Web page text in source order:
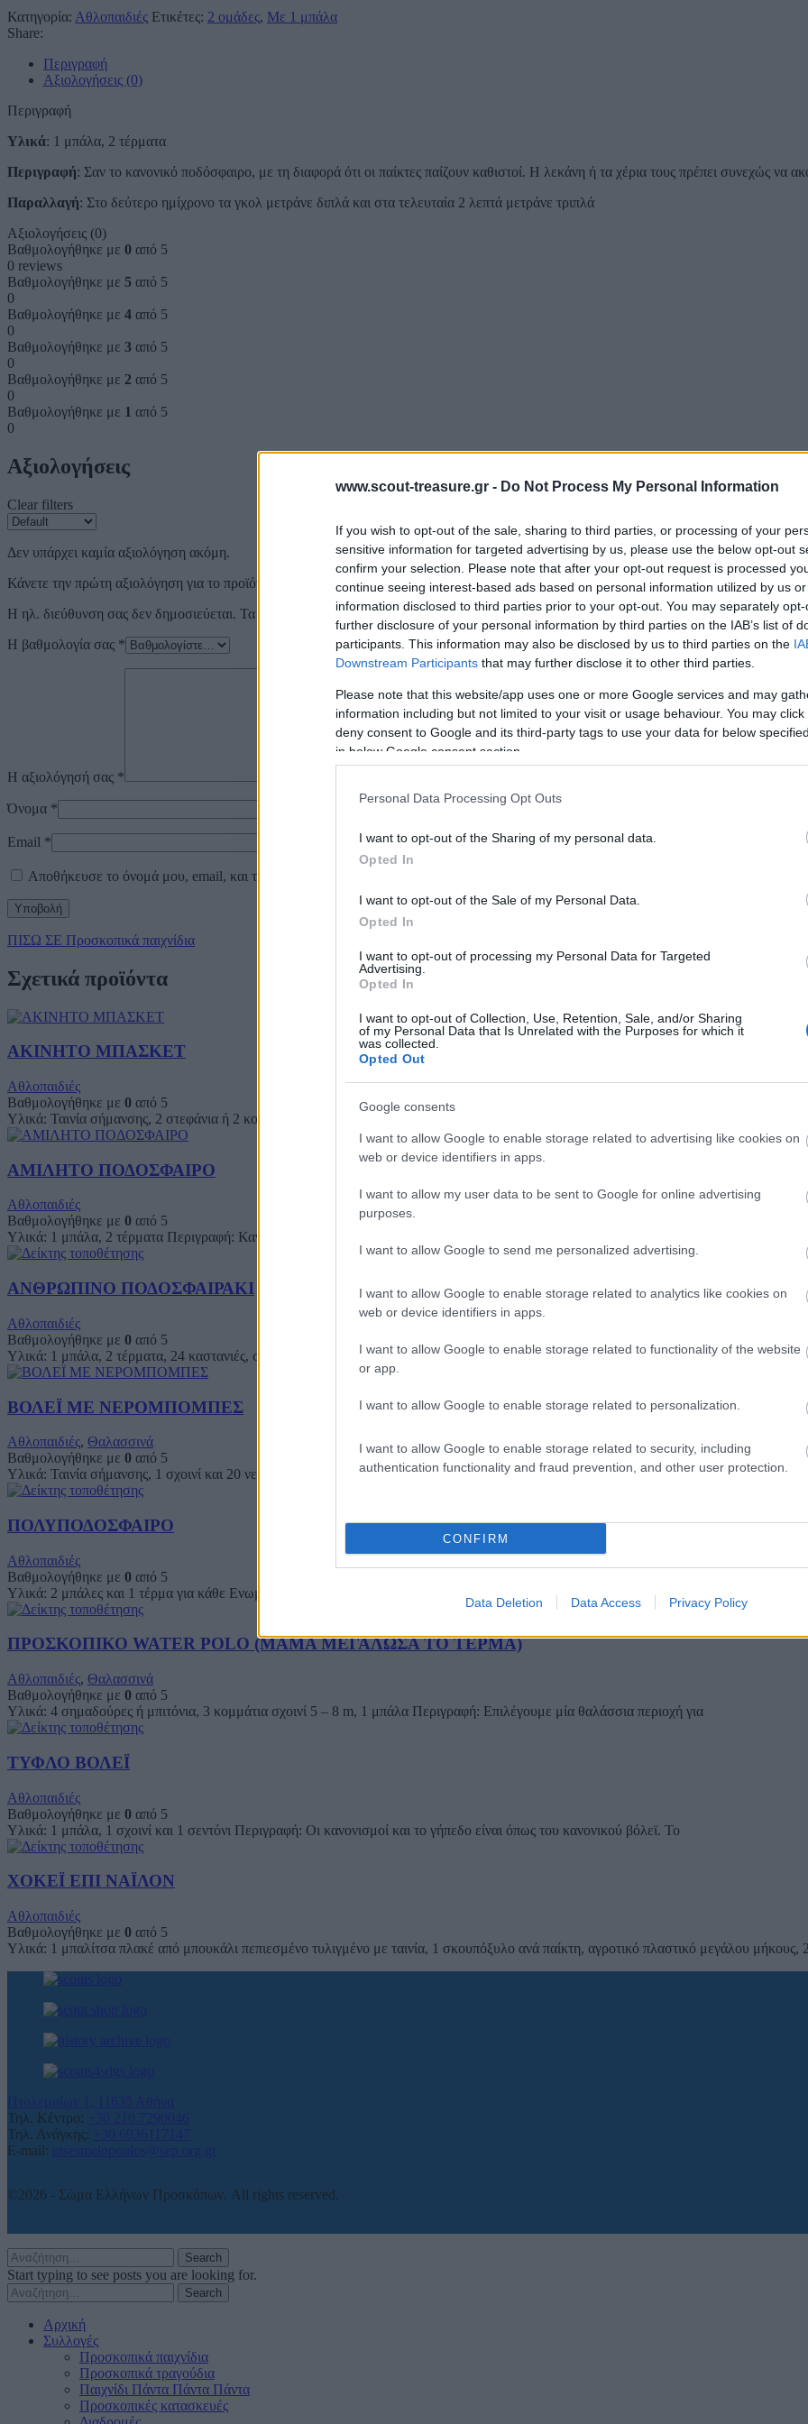
www.scout-treasure.gr - Do Not Process My Personal Information
If you wish to opt-out of the sale, sharing to third parties, or processing of your
sensitive information for targeted advertising by us, please use the below opt-out
confirm your selection. Please note that after your opt-out request is processed
continue seeing interest-based ads based on personal information utilized by us
information disclosed to third parties prior to your opt-out. You may separately
further disclosure of your personal information by third parties on the IAB’s list of
participants. This information may also be disclosed by us to third parties on the
Downstream Participants that may further disclose it to other third parties.
Please note that this website/app uses one or more Google services and may
information including but not limited to your visit or usage behaviour. You may
deny consent to Google and its third-party tags to use your data for below
in below Google consent section.
Personal Data Processing Opt Outs
I want to opt-out of the Sharing of my personal data.
Opted In
I want to opt-out of the Sale of my Personal Data.
Opted In
I want to opt-out of processing my Personal Data for Targeted
Advertising.
Opted In
I want to opt-out of Collection, Use, Retention, Sale, and/or Sharing
of my Personal Data that Is Unrelated with the Purposes for which it
was collected.
Opted Out
Google consents
I want to allow Google to enable storage related to advertising like cookies on
web or device identifiers in apps.
I want to allow my user data to be sent to Google for online advertising
purposes.
I want to allow Google to send me personalized advertising.
I want to allow Google to enable storage related to analytics like cookies on
web or device identifiers in apps.
I want to allow Google to enable storage related to functionality of the website
or app.
I want to allow Google to enable storage related to personalization.
I want to allow Google to enable storage related to security, including
authentication functionality and fraud prevention, and other user protection.
CONFIRM
Data Deletion Data Access Privacy Policy
Κατηγορία: Αθλοπαιδιές Ετικέτες: 2 ομάδες, Με 1 μπάλα
Share:
Περιγραφή
Αξιολογήσεις (0)
Περιγραφή
Υλικά: 1 μπάλα, 2 τέρματα
Περιγραφή: Σαν το κανονικό ποδόσφαιρο, με τη διαφορά ότι οι παίκτες παίζουν καθιστοί. Η λεκάνη ή τα χέρια τους πρέπει συνεχώς να
Παραλλαγή: Στο δεύτερο ημίχρονο τα γκολ μετράνε διπλά και στα τελευταία 2 λεπτά μετράνε τριπλά
Αξιολογήσεις (0)
Βαθμολογήθηκε με 0 από 5
0 reviews
Βαθμολογήθηκε με 5 από 5
0
Βαθμολογήθηκε με 4 από 5
0
Βαθμολογήθηκε με 3 από 5
0
Βαθμολογήθηκε με 2 από 5
0
Βαθμολογήθηκε με 1 από 5
0
Αξιολογήσεις
Clear filters
Δεν υπάρχει καμία αξιολόγηση ακόμη.
Κάνετε την πρώτη αξιολόγηση για το προϊόν: “ΚΑΘΙΣΤΟ ΠΟΔΟΣΦΑΙΡΟ”
Η ηλ. διεύθυνση σας δεν δημοσιεύεται. Τα υποχρεωτικά πεδία σημειώνονται με *
Η βαθμολογία σας *
Η αξιολόγησή σας *
Όνομα *
Email *
Αποθήκευσε το όνομά μου, email, και τον ιστότοπο μου σε αυτόν τον πλοηγό για την επόμενη φορά που θα σχολιάσω.
ΠΙΣΩ ΣΕ Προσκοπικά παιχνίδια
Σχετικά προϊόντα
ΑΚΙΝΗΤΟ ΜΠΑΣΚΕΤ
Αθλοπαιδιές
Βαθμολογήθηκε με 0 από 5
Υλικά: Ταινία σήμανσης, 2 στεφάνια ή 2 κουβάδες, 1 μπάλα. Περιγραφή: Με ταινία σήμανσης οριοθετούμε ένα γήπεδο μπάσκετ.
ΑΜΙΛΗΤΟ ΠΟΔΟΣΦΑΙΡΟ
Αθλοπαιδιές
Βαθμολογήθηκε με 0 από 5
Υλικά: 1 μπάλα, 2 τέρματα Περιγραφή: Κανονικό ποδόσφαιρο, όμως κάθε ομιλία, φωνή, κραυγή κλπ. σφυρίζεται φάουλ. Παραλλαγή: 1)
ΑΝΘΡΩΠΙΝΟ ΠΟΔΟΣΦΑΙΡΑΚΙ
Αθλοπαιδιές
Βαθμολογήθηκε με 0 από 5
Υλικά: 1 μπάλα, 2 τέρματα, 24 καστανιές, σχοινιά και ταινία σήμανσης. Περιγραφή: Το παιχνίδι αντιγράφει τη λογική από το κλασσικό
ΒΟΛΕΪ ΜΕ ΝΕΡΟΜΠΟΜΠΕΣ
Αθλοπαιδιές, Θαλασσινά
Βαθμολογήθηκε με 0 από 5
Υλικά: Ταινία σήμανσης, 1 σχοινί και 20 νερόμπομπες Περιγραφή: Το γήπεδο αποτελείται από δύο τετράγωνα. Το φιλέ είναι ένα
ΠΟΛΥΠΟΔΟΣΦΑΙΡΟ
Αθλοπαιδιές
Βαθμολογήθηκε με 0 από 5
Υλικά: 2 μπάλες και 1 τέρμα για κάθε Ενωμοτία Περιγραφή: Σαν το κανονικό ποδόσφαιρο, με τη διαφορά ότι υπάρχουν 2
ΠΡΟΣΚΟΠΙΚΟ WATER POLO (ΜΑΜΑ ΜΕΓΑΛΩΣΑ ΤΟ ΤΕΡΜΑ)
Αθλοπαιδιές, Θαλασσινά
Βαθμολογήθηκε με 0 από 5
Υλικά: 4 σημαδούρες ή μπιτόνια, 3 κομμάτια σχοινί 5 – 8 m, 1 μπάλα Περιγραφή: Επιλέγουμε μία θαλάσσια περιοχή για
ΤΥΦΛΟ ΒΟΛΕΪ
Αθλοπαιδιές
Βαθμολογήθηκε με 0 από 5
Υλικά: 1 μπάλα, 1 σχοινί και 1 σεντόνι Περιγραφή: Οι κανονισμοί και το γήπεδο είναι όπως του κανονικού βόλεϊ. Το
ΧΟΚΕΪ ΕΠΙ ΝΑΪΛΟΝ
Αθλοπαιδιές
Βαθμολογήθηκε με 0 από 5
Υλικά: 1 μπαλίτσα πλακέ από μπουκάλι πεπιεσμένο τυλιγμένο με ταινία, 1 σκουπόξυλο ανά παίκτη, αγροτικό πλαστικό μεγάλου μήκους,
Πτολεμαίων 1, 11635 Αθήνα
Τηλ. Κέντρο:
+30 210.7290046
Τηλ. Ανάγκης:
+30 6936117147
E-mail:
ntsesmelopoulos@sep.org.gr
©2026 - Σώμα Ελλήνων Προσκόπων. All rights reserved.
Search
Start typing to see posts you are looking for.
Search
Αρχική
Συλλογές
Προσκοπικά παιχνίδια
Προσκοπικά τραγούδια
Παιχνίδι Πάντα Πάντα Πάντα
Προσκοπικές κατασκευές